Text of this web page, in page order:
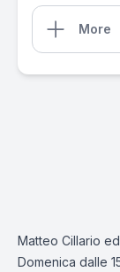
More
Matteo Cillario
Domenica dalle